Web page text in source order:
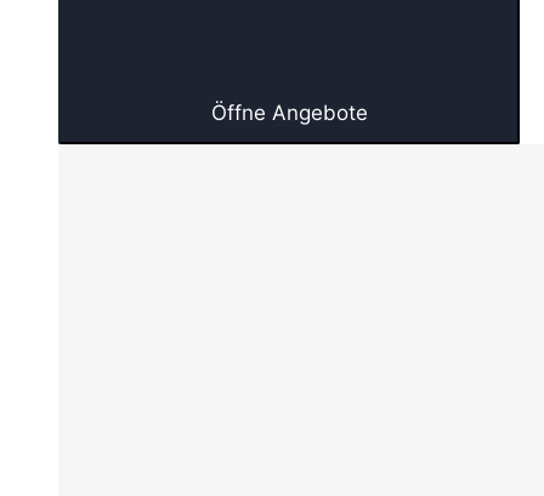
Öffne Angebote